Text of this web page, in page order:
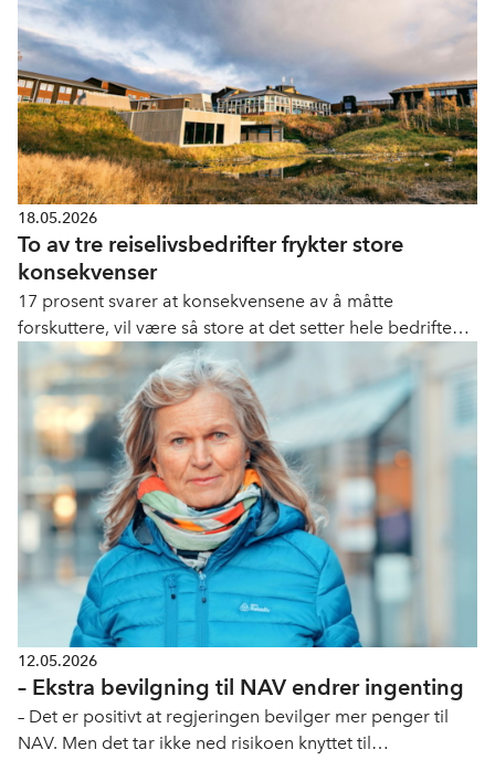
18.05.2026
To av tre reiselivsbedrifter frykter store
konsekvenser
17 prosent svarer at konsekvensene av å måtte
forskuttere, vil være så store at det setter hele bedriftens
eksistens i spill.
12.05.2026
– Ekstra bevilgning til NAV endrer ingenting
– Det er positivt at regjeringen bevilger mer penger til
NAV. Men det tar ikke ned risikoen knyttet til